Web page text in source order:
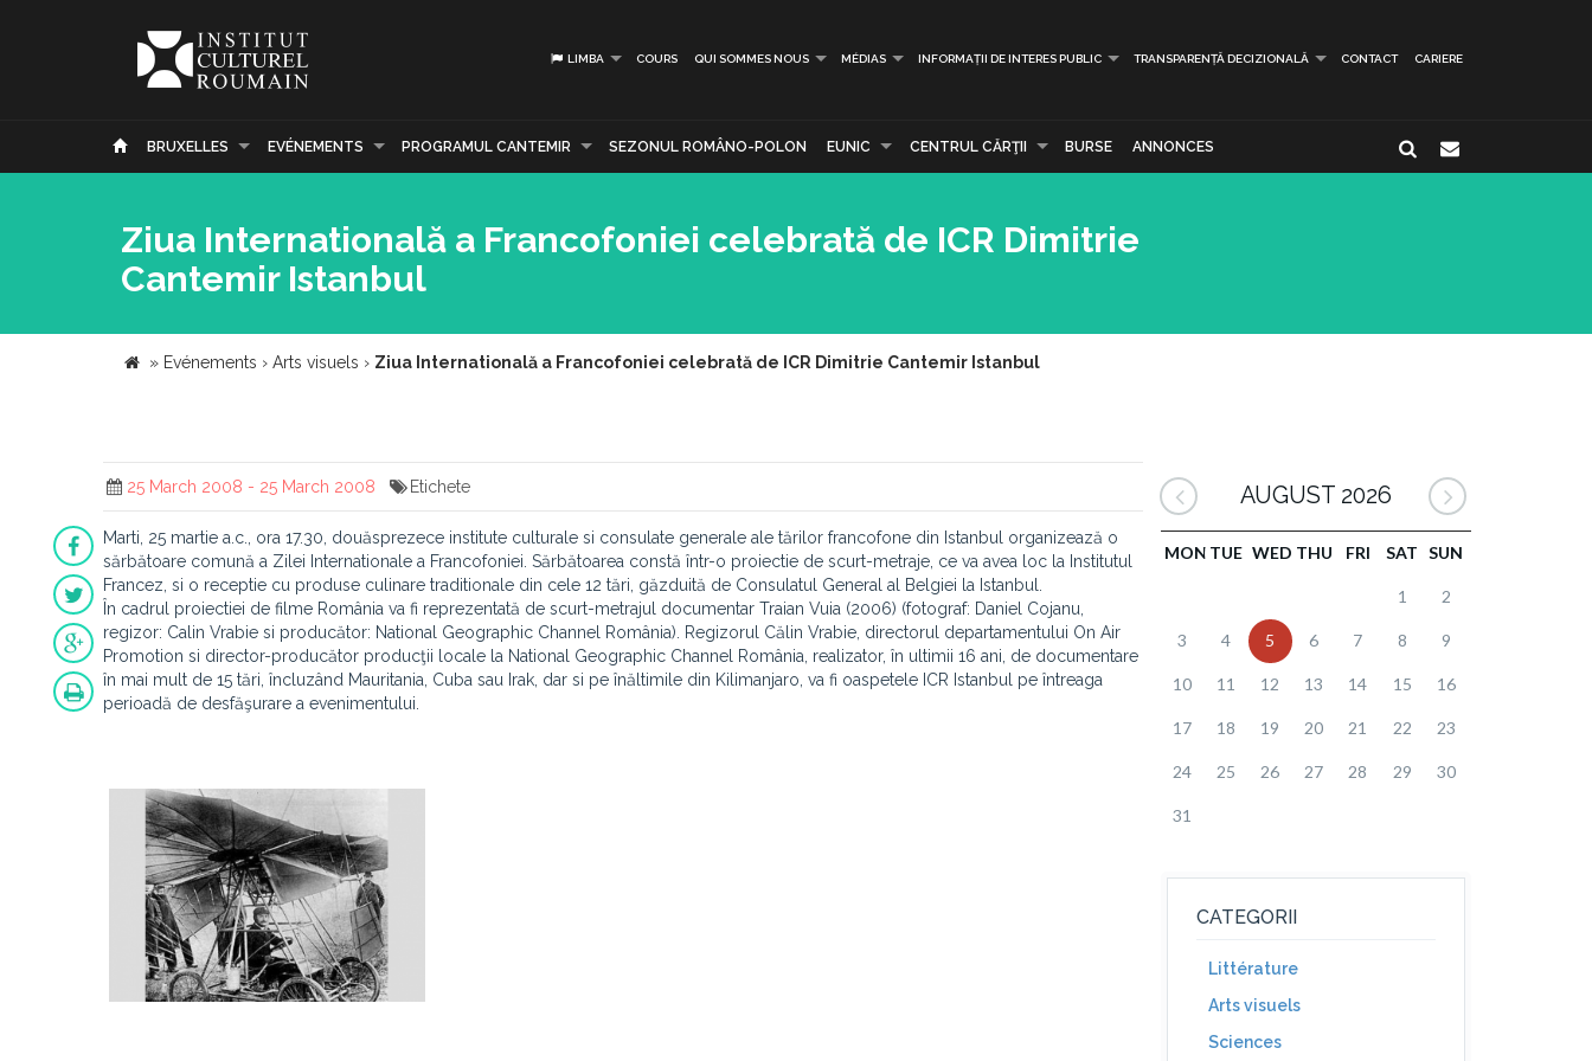
LIMBA COURS QUI SOMMES NOUS MÉDIAS INFORMAȚII DE INTERES PUBLIC TRANSPARENȚĂ DECIZIONALĂ CONTACT CARIERE
BRUXELLES EVÉNEMENTS PROGRAMUL CANTEMIR SEZONUL ROMÂNO-POLON EUNIC CENTRUL CĂRŢII BURSE ANNONCES
Ziua Internatională a Francofoniei celebrată de ICR Dimitrie
Cantemir Istanbul
» Evénements › Arts visuels › Ziua Internatională a Francofoniei celebrată de ICR Dimitrie Cantemir Istanbul
25 March 2008 - 25 March 2008 Etichete
Marti, 25 martie a.c., ora 17.30, douăsprezece institute culturale si consulate generale ale tărilor francofone din Istanbul organizează o
sărbătoare comună a Zilei Internationale a Francofoniei. Sărbătoarea constă într-o proiectie de scurt-metraje, ce va avea loc la Institutul
Francez, si o receptie cu produse culinare traditionale din cele 12 tări, găzduită de Consulatul General al Belgiei la Istanbul.
În cadrul proiectiei de filme România va fi reprezentată de scurt-metrajul documentar Traian Vuia (2006) (fotograf: Daniel Cojanu,
regizor: Calin Vrabie si producător: National Geographic Channel România). Regizorul Călin Vrabie, directorul departamentului On Air
Promotion si director-producător producţii locale la National Geographic Channel România, realizator, în ultimii 16 ani, de documentare
în mai mult de 15 tări, încluzând Mauritania, Cuba sau Irak, dar si pe înăltimile din Kilimanjaro, va fi oaspetele ICR Istanbul pe întreaga
perioadă de desfăşurare a evenimentului.
AUGUST 2026
MON TUE WED THU FRI SAT SUN
1 2
3 4 5 6 7 8 9
10 11 12 13 14 15 16
17 18 19 20 21 22 23
24 25 26 27 28 29 30
31
CATEGORII
Littérature
Arts visuels
Sciences